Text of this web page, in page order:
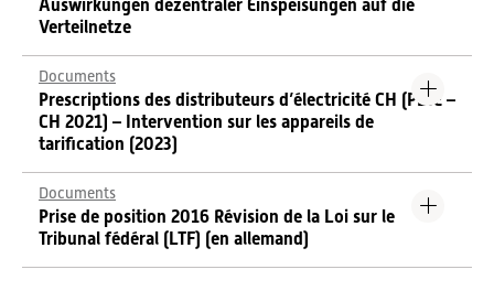
Auswirkungen dezentraler Einspeisungen auf die
Verteilnetze
Documents
Prescriptions des distributeurs d’électricité CH (PDIE –
CH 2021) – Intervention sur les appareils de
tarification (2023)
Documents
Prise de position 2016 Révision de la Loi sur le
Tribunal fédéral (LTF) (en allemand)